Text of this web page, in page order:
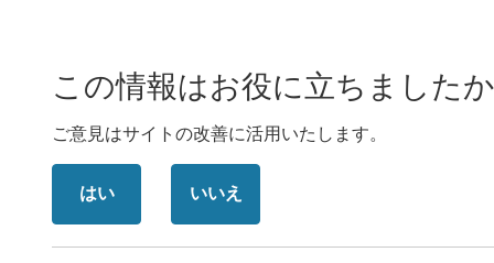
,
M
0
この情報はお役に立ちました
ご意見はサイトの改善に活用いたします。
はい いいえ